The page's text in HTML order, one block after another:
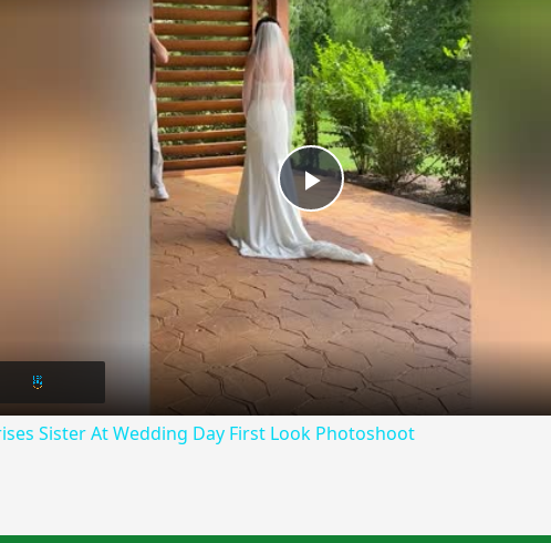
Play
Video
Sister At Wedding Day First Look Photoshoot